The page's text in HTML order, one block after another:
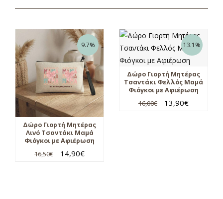
9.7%
Δώρο Γιορτή Μητέρας
Λινό Τσαντάκι Μαμά
Φιόγκοι με Αφιέρωση
16,50€ 14,90€
13.1%
Δώρο Γιορτή Μητέρας
Τσαντάκι Φελλός Μαμά
Φιόγκοι με Αφιέρωση
16,00€ 13,90€